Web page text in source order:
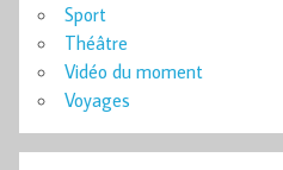
Sport
Théâtre
Vidéo du moment
Voyages